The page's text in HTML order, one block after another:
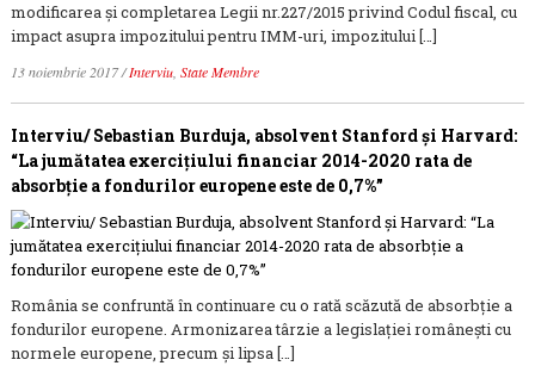
modificarea şi completarea Legii nr.227/2015 privind Codul fiscal, cu
impact asupra impozitului pentru IMM-uri, impozitului […]
13 noiembrie 2017/Interviu, State Membre
Interviu/ Sebastian Burduja, absolvent Stanford și Harvard:
“La jumătatea exerciţiului financiar 2014-2020 rata de
absorbţie a fondurilor europene este de 0,7%”
România se confruntă în continuare cu o rată scăzută de absorbție a
fondurilor europene. Armonizarea târzie a legislaţiei românești cu
normele europene, precum și lipsa […]